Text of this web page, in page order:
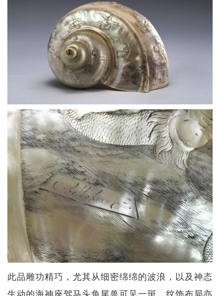
此品雕功精巧，尤其从细密绵绵的波浪，以及神态
生动的海神座驾马头鱼尾兽可见一斑。纹饰布局亦